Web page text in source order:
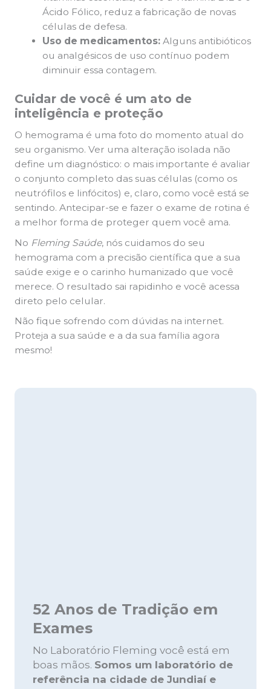
Ácido Fólico, reduz a fabricação de novas
células de defesa.
Uso de medicamentos:Alguns antibióticos
ou analgésicos de uso contínuo podem
diminuir essa contagem.
Cuidar de você é um ato de
inteligência e proteção
O hemograma é uma foto do momento atual do
seu organismo. Ver uma alteração isolada não
define um diagnóstico: o mais importante é avaliar
o conjunto completo das suas células (como os
neutrófilos e linfócitos) e, claro, como você está se
sentindo. Antecipar-se e fazer o exame de rotina é
a melhor forma de proteger quem você ama.
No Fleming Saúde, nós cuidamos do seu
hemograma com a precisão científica que a sua
saúde exige e o carinho humanizado que você
merece. O resultado sai rapidinho e você acessa
direto pelo celular.
Não fique sofrendo com dúvidas na internet.
Proteja a sua saúde e a da sua família agora
mesmo!
52 Anos de Tradição em
Exames
No Laboratório Fleming você está em
boas mãos. Somos um laboratório de
referência na cidade de Jundiaí e